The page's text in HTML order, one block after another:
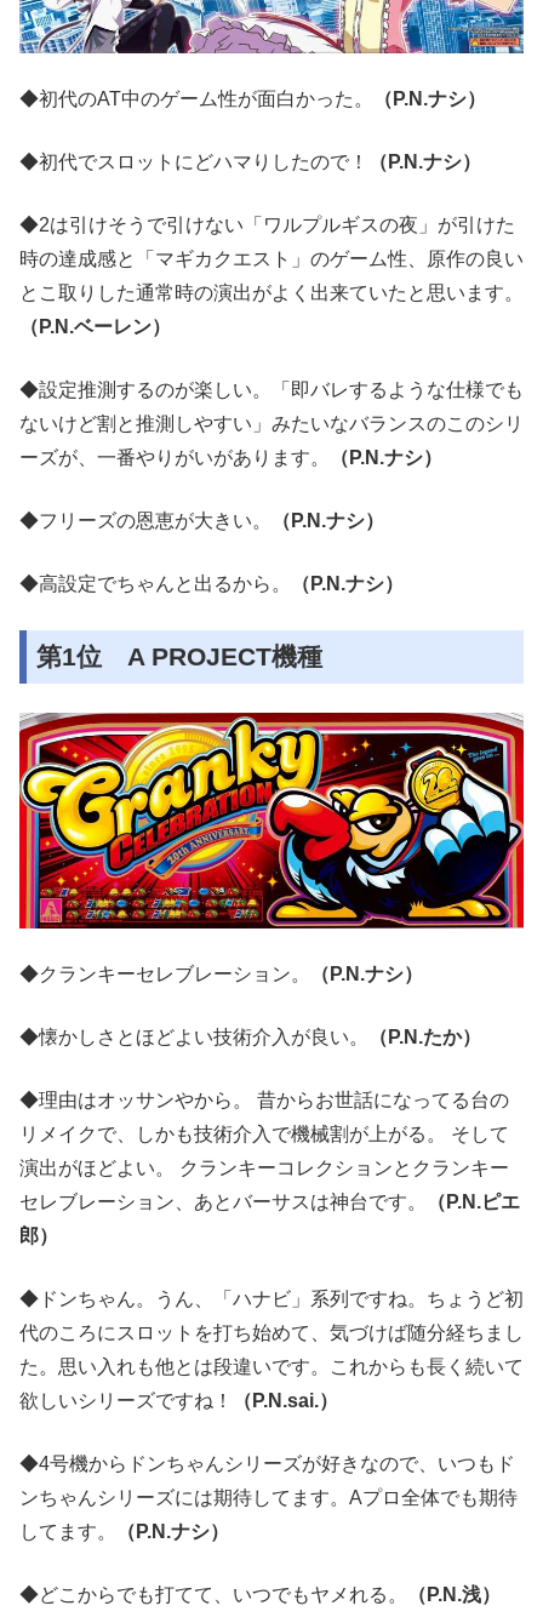
◆初代のAT中のゲーム性が面白かった。 （P.N.ナシ）
◆初代でスロットにどハマりしたので！ （P.N.ナシ）
◆2は引けそうで引けない「ワルプルギスの夜」が引けた
時の達成感と「マギカクエスト」のゲーム性、原作の良い
とこ取りした通常時の演出がよく出来ていたと思います。
（P.N.ベーレン）
◆設定推測するのが楽しい。「即バレするような仕様でも
ないけど割と推測しやすい」みたいなバランスのこのシリ
ーズが、一番やりがいがあります。
（P.N.ナシ）
◆フリーズの恩恵が大きい。 （P.N.ナシ）
◆高設定でちゃんと出るから。 （P.N.ナシ）
第1位 A PROJECT機種
◆クランキーセレブレーション。 （P.N.ナシ）
◆懐かしさとほどよい技術介入が良い。 （P.N.たか）
◆理由はオッサンやから。 昔からお世話になってる台の
リメイクで、しかも技術介入で機械割が上がる。 そして
演出がほどよい。 クランキーコレクションとクランキー
セレブレーション、あとバーサスは神台です。
（P.N.ピエ
郎）
◆ドンちゃん。うん、「ハナビ」系列ですね。ちょうど初
代のころにスロットを打ち始めて、気づけば随分経ちまし
た。思い入れも他とは段違いです。これからも長く続いて
欲しいシリーズですね！
（P.N.sai.）
◆4号機からドンちゃんシリーズが好きなので、いつもド
ンちゃんシリーズには期待してます。Aプロ全体でも期待
してます。
（P.N.ナシ）
◆どこからでも打てて、いつでもヤメれる。 （P.N.浅）